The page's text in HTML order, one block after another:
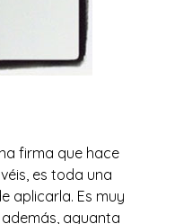
firma que hace
es toda una
aplicarla. Es muy
aguanta